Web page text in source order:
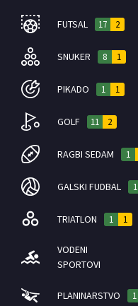
FUTSAL 17 2
SNUKER 8 1
PIKADO 1 1
GOLF 11 2
RAGBI SEDAM 1
GALSKI FUDBAL 1
TRIATLON 1 1
VODENI
SPORTOVI
PLANINARSTVO 1